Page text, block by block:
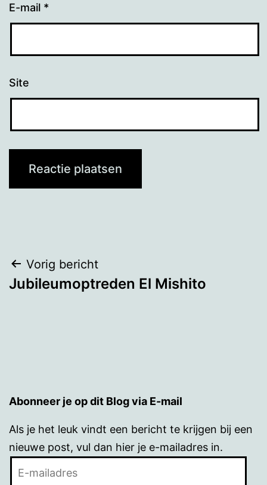
E-mail *
Site
Bericht
navigatie
Vorig bericht
Jubileumoptreden El Mishito
Abonneer je op dit Blog via E-mail
Als je het leuk vindt een bericht te krijgen bij een
nieuwe post, vul dan hier je e-mailadres in.